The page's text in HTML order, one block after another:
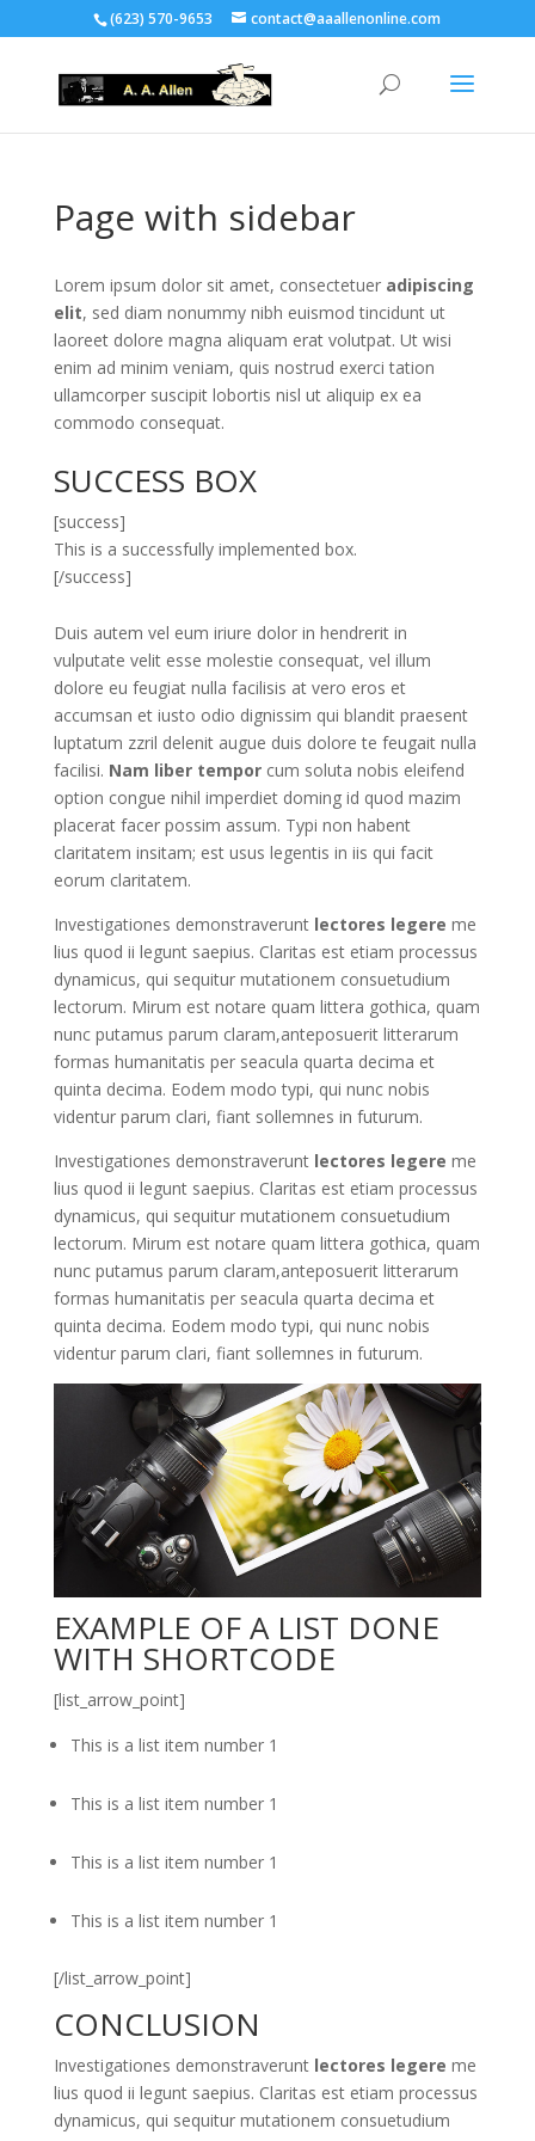
(623) 570-9653 contact@aaallenonline.com
Page with sidebar
Lorem ipsum dolor sit amet, consectetueradipiscing
elit, sed diam nonummy nibh euismod tincidunt ut
laoreet dolore magna aliquam erat volutpat. Ut wisi
enim ad minim veniam, quis nostrud exerci tation
ullamcorper suscipit lobortis nisl ut aliquip ex ea
commodo consequat.
SUCCESS BOX
[success]
This is a successfully implemented box.
[/success]
Duis autem vel eum iriure dolor in hendrerit in
vulputate velit esse molestie consequat, vel illum
dolore eu feugiat nulla facilisis at vero eros et
accumsan et iusto odio dignissim qui blandit praesent
luptatum zzril delenit augue duis dolore te feugait nulla
facilisi. Nam liber temporcum soluta nobis eleifend
option congue nihil imperdiet doming id quod mazim
placerat facer possim assum. Typi non habent
claritatem insitam; est usus legentis in iis qui facit
eorum claritatem.
Investigationes demonstraveruntlectores legere me
lius quod ii legunt saepius. Claritas est etiam processus
dynamicus, qui sequitur mutationem consuetudium
lectorum. Mirum est notare quam littera gothica, quam
nunc putamus parum claram,anteposuerit litterarum
formas humanitatis per seacula quarta decima et
quinta decima. Eodem modo typi, qui nunc nobis
videntur parum clari, fiant sollemnes in futurum.
Investigationes demonstraveruntlectores legere me
lius quod ii legunt saepius. Claritas est etiam processus
dynamicus, qui sequitur mutationem consuetudium
lectorum. Mirum est notare quam littera gothica, quam
nunc putamus parum claram,anteposuerit litterarum
formas humanitatis per seacula quarta decima et
quinta decima. Eodem modo typi, qui nunc nobis
videntur parum clari, fiant sollemnes in futurum.
EXAMPLE OF A LIST DONE
WITH SHORTCODE
[list_arrow_point]
This is a list item number 1
This is a list item number 1
This is a list item number 1
This is a list item number 1
[/list_arrow_point]
CONCLUSION
Investigationes demonstraveruntlectores legere me
lius quod ii legunt saepius. Claritas est etiam processus
dynamicus, qui sequitur mutationem consuetudium